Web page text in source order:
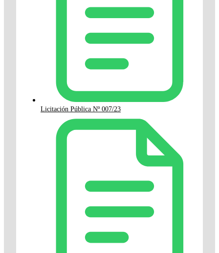
Licitación Pública Nº 007/23